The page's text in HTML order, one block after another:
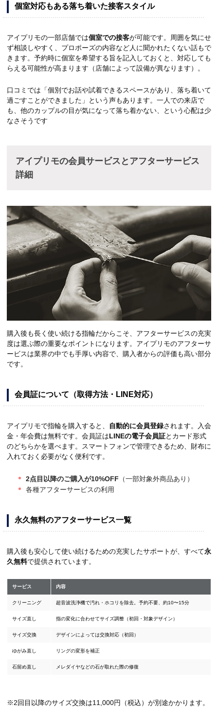
個室対応もある落ち着いた接客スタイル
アイプリモの一部店舗では個室での接客が可能です。周囲を気にせ
ず相談しやすく、プロポーズの内容など人に聞かれたくない話もで
きます。予約時に個室を希望する旨を記入しておくと、対応しても
らえる可能性が高まります（店舗によって設備が異なります）。
口コミでは「個別でお話や試着できるスペースがあり、落ち着いて
過ごすことができました」という声もあります。一人での来店で
も、他のカップルの目が気になって落ち着かない、という心配は少
なさそうです
アイプリモの会員サービスとアフターサービス
詳細
購入後も長く使い続ける指輪だからこそ、アフターサービスの充実
度は選ぶ際の重要なポイントになります。アイプリモのアフターサ
ービスは業界の中でも手厚い内容で、購入者からの評価も高い部分
です。
会員証について（取得方法・LINE対応）
アイプリモで指輪を購入すると、 自動的に会員登録されます。入会
金・年会費は無料です。会員証はLINEの電子会員証とカード形式
のどちらかを選べます。スマートフォンで管理できるため、財布に
入れておく必要がなく便利です。
2点目以降のご購入が10%OFF （一部対象外商品あり）
各種アフターサービスの利用
永久無料のアフターサービス一覧
購入後も安心して使い続けるための充実したサポートが、すべて永
久無料で提供されています。
サービス 内容
クリーニング 超音波洗浄機で汚れ・ホコリを除去。予約不要、約10〜15分
サイズ直し 指の変化に合わせてサイズ調整（初回・対象デザイン）
サイズ交換 デザインによっては交換対応（初回）
ゆがみ直し リングの変形を補正
石留め直し メレダイヤなどの石が取れた際の修復
※2回目以降のサイズ交換は11,000円（税込）が別途かかります。